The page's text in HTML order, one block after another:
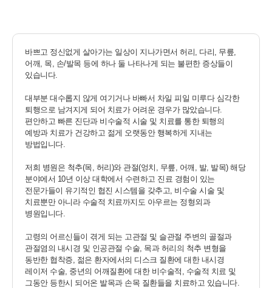
바쁘고 정신없게 살아가는 일상이 지나가면서 허리, 다리, 무릎,
어깨, 목, 손/발목 등에 하나 둘 나타나게 되는 불편한 증상들이
있습니다.
대부분 대수롭지 않게 여기거나 바빠서 차일 피일 미루다 심각한
퇴행으로 남겨지게 되어 치료가 어려운 경우가 많았습니다.
편안하고 빠른 진단과 비수술적 시술 및 치료를 통한 퇴행의
예방과 치료가 건강하고 젊게 오랫동안 행복하게 지내는
방법입니다.
저희 병원은 척추(목, 허리)와 관절(엉치, 무릎, 어깨, 발, 발목) 해당
분야에서 10년 이상 대학에서 수련하고 진료 경험이 있는
전문가들이 유기적인 협진 시스템을 갖추고, 비수술 시술 및
치료뿐만 아니라 수술적 치료까지도 아우르는 정형외과
병원입니다.
고령의 어르신들이 겪게 되는 고관절 및 슬관절 주변의 골절과
관절염의 내시경 및 인공관절 수술, 목과 허리의 척추 변형을
동반한 협착증, 젊은 환자에서의 디스크 질환에 대한 내시경
레이저 수술, 중년의 어깨질환에 대한 비수술적, 수술적 치료 및
그동안 등한시 되어온 발목과 손목 질환들을 치료하고 있습니다.
개인정보활용동의 보기
개인정보활용동의
연세바로척병원에서는 고객의 개인정보를 매우 소중하게 생각하며
정보주체의 권익을 보호하기 위하여 적법하고 적정하게 취급할 것입
니다. 전기통신기본법, 전기통신사업법, 개인정보 보호법 및 동법 시